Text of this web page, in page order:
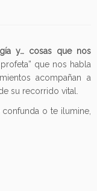
y… cosas que nos
que nos habla
acompañan a
su recorrido vital
o te ilumine,